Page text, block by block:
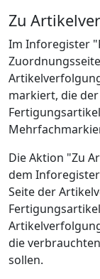
Zu
Im Inforegister
markiert, die
Die Aktion "Zu
dem
Seite der
die
sollen.